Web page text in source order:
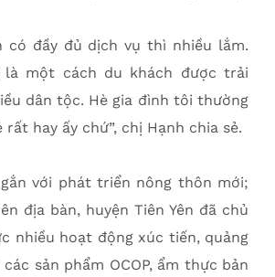
có đầy đủ dịch vụ thì nhiều lắm.
một cách du khách được trải
dân tộc. Hè gia đình tôi thường
hay ấy chứ”, chị Hạnh chia sẻ.
với phát triển nông thôn mới;
địa bàn, huyện Tiên Yên đã chủ
nhiều hoạt động xúc tiến, quảng
sản phẩm OCOP, ẩm thực bản